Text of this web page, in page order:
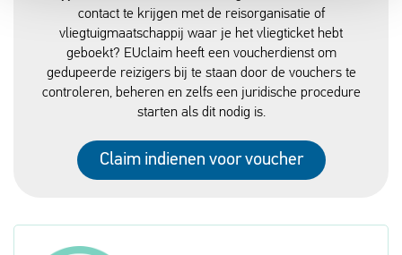
contact te krijgen met de reisorganisatie of
vliegtuigmaatschappij waar je het vliegticket hebt
geboekt? EUclaim heeft een voucherdienst om
gedupeerde reizigers bij te staan door de vouchers te
controleren, beheren en zelfs een juridische procedure
starten als dit nodig is.
Claim indienen voor voucher